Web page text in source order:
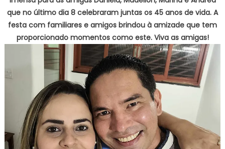
que no último dia 8 celebraram juntas os 45 anos de vida. A
festa com familiares e amigos brindou à amizade que tem
proporcionado momentos como este. Viva as amigas!